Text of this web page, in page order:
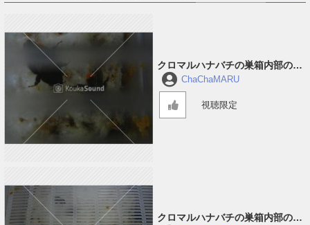
クロマルハナバチの巣箱内部の音
#3
ChaChaMARU
視聴限定
クロマルハナバチの巣箱内部の音